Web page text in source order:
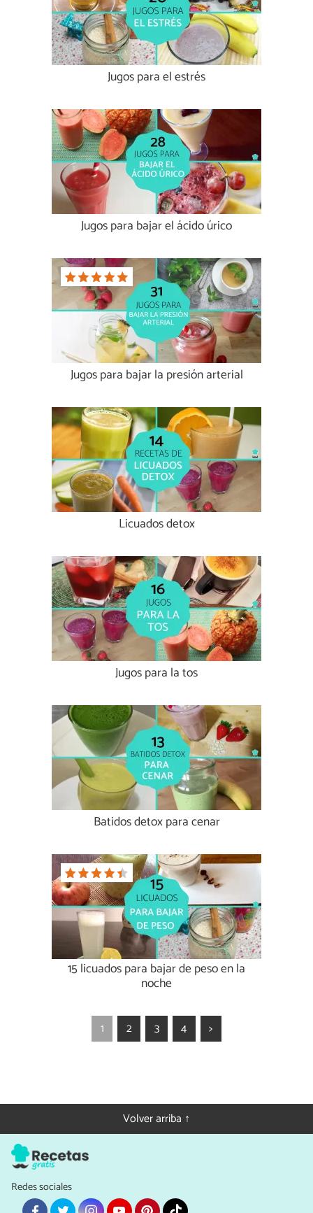
Jugos para el estrés
Jugos para bajar el ácido úrico
Jugos para bajar la presión arterial
Licuados detox
Jugos para la tos
Batidos detox para cenar
15 licuados para bajar de peso en la
noche
1 2 3 4 >
Volver arriba ↑
Redes sociales